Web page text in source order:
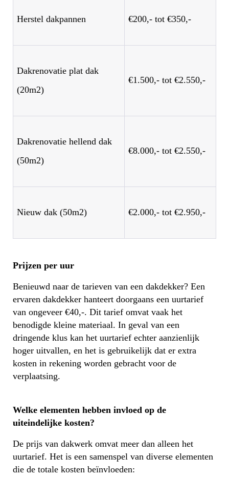
Herstel dakpannen €200,- tot €350,-
Dakrenovatie plat dak
(20m2)
€1.500,- tot €2.550,-
Dakrenovatie hellend dak
(50m2)
€8.000,- tot €2.550,-
Nieuw dak (50m2) €2.000,- tot €2.950,-
Prijzen per uur
Benieuwd naar de tarieven van een dakdekker? Een
ervaren dakdekker hanteert doorgaans een uurtarief
van ongeveer €40,-. Dit tarief omvat vaak het
benodigde kleine materiaal. In geval van een
dringende klus kan het uurtarief echter aanzienlijk
hoger uitvallen, en het is gebruikelijk dat er extra
kosten in rekening worden gebracht voor de
verplaatsing.
Welke elementen hebben invloed op de
uiteindelijke kosten?
De prijs van dakwerk omvat meer dan alleen het
uurtarief. Het is een samenspel van diverse elementen
die de totale kosten beïnvloeden: